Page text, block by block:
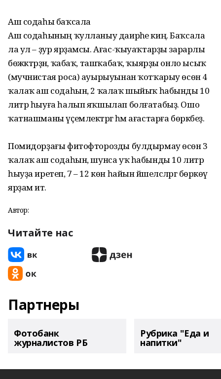
Аш содаһы баҡсала
Аш содаһының ҡулланыу даирәһе киң. Баҡсала
ла ул – ҙур ярҙамсы. Ағас-ҡыуаҡтарҙы зарарлы
бөжәктәрҙән, ҡабаҡ, ташҡабаҡ, ҡыярҙы онло ысыҡ
(мучнистая роса) ауырыуынан ҡотҡарыу өсөн 4
ҡалаҡ аш содаһын, 2 ҡалаҡ шыйыҡ һабынды 10
литр һыуға һалып яҡшылап болғатабыҙ. Ошо
ҡатнашманы үҫемлектәргә һәм ағастарға бөркәбеҙ.
Помидорҙағы фитофторозды булдырмау өсөн 3
ҡалаҡ аш содаһын, шунса уҡ һабынды 10 литр
һыуҙа иретеп, 7 – 12 көн һайын йәшелсәләргә бөркөү
ярҙам итә.
Автор:
Читайте нас
Партнеры
Фотобанк
журналистов РБ
Рубрика "Еда и
напитки"